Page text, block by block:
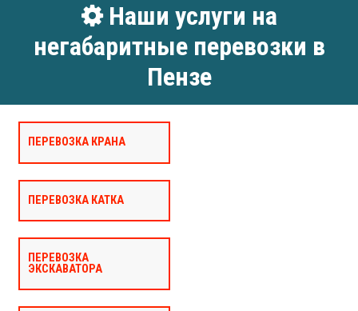
Наши услуги на
негабаритные перевозки в
Пензе
ПЕРЕВОЗКА КРАНА
ПЕРЕВОЗКА КАТКА
ПЕРЕВОЗКА
ЭКСКАВАТОРА